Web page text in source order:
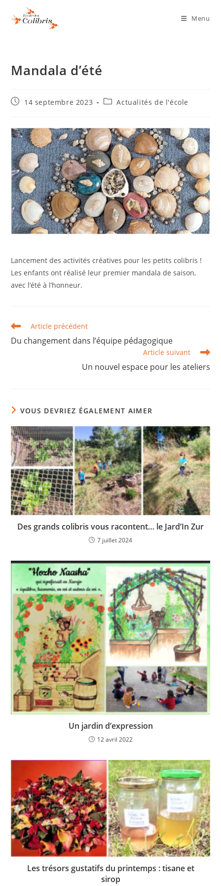
Menu
Mandala d’été
14 septembre 2023 Actualités de l'école
Lancement des activités créatives pour les petits colibris !
Les enfants ont réalisé leur premier mandala de saison,
avec l’été à l’honneur.
Article précédent
Du changement dans l’équipe pédagogique
Article suivant
Un nouvel espace pour les ateliers
VOUS DEVRIEZ ÉGALEMENT AIMER
Des grands colibris vous racontent… le Jard’In Zur
7 juillet 2024
Un jardin d’expression
12 avril 2022
Les trésors gustatifs du printemps : tisane et
sirop